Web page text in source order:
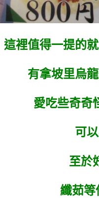
這裡值得一提的
有拿坡里烏
愛吃些奇奇
可
至於
纖茹等